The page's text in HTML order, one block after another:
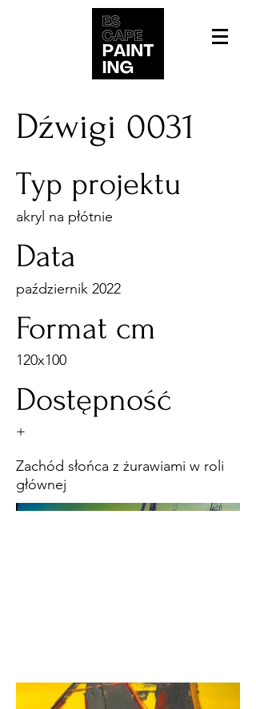
Dźwigi 0031
Typ projektu
akryl na płótnie
Data
październik 2022
Format cm
120x100
Dostępność
+
Zachód słońca z żurawiami w roli
głównej